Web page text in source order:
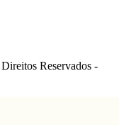
Reservados -